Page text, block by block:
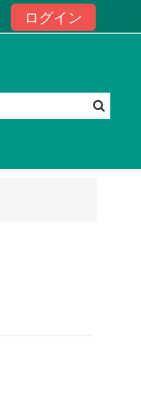
ログイン